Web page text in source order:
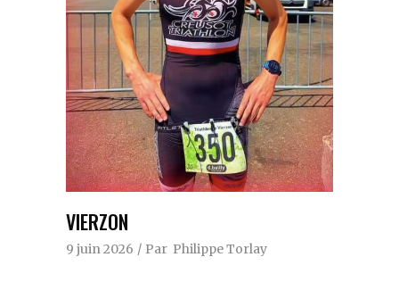
VIERZON
9 juin 2026 Par Philippe Torlay